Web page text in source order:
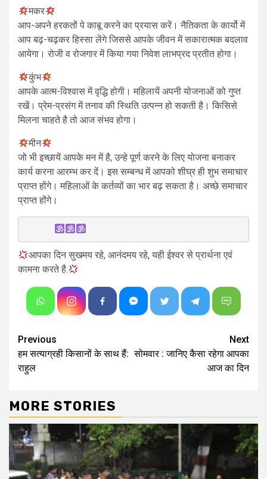
मकर
आप-अपने हरकतों पे काबू करने का प्रयास करें। नैतिकता के कार्यो में
आप बढ़-चढ़कर हिस्सा लेंगे जिससे आपके जीवन में सकारात्मक बदलाव
आयेगा। रोजी व रोजगार में किया गया निवेश लाभप्रद प्रतीत होगा।
कुंभ
आपके आत्म-विश्वास में वृद्धि होगी। महिलायें अपनी योजनाओं को गुप्त
रखें। प्रेम-प्रसंग में तनाव की स्थिति उत्पन्न हो सकती है। किसिसे
मिलना चाहते है तो आज संभव होगा।
मीन
जो भी इच्छायें आपके मन में है, उन्हे पूर्ण करने के लिए योजना बनाकर
कार्य करना आरम्भ कर दें। इस सम्बन्ध में आपको शीघ्र ही शुभ समाचार
प्राप्त होंगे। महिलाओं के कर्तव्यों का भार बढ़ सकता है। अच्छे समाचार
प्राप्त होंगे।
आपका दिन सुखमय रहे, आनंदमय रहे, यही ईश्वर से प्रार्थना एवं
कामना करते है.
Continue
Reading
Previous
हम सत्याग्रही किसानों के साथ हैं:
राहुल
Next
सोमवार : जानिए कैसा रहेगा आपका
आज का दिन
MORE STORIES